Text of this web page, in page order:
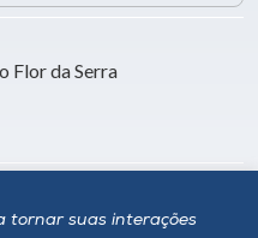
tornar suas interações
Flor da Serra